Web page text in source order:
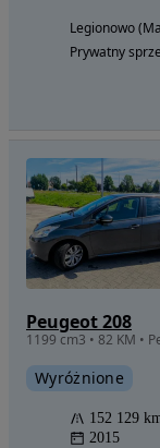
Legionowo
Prywatny
Peugeot 208
1199 cm3 • 82 KM •
Wyróżnione
152 129
2015